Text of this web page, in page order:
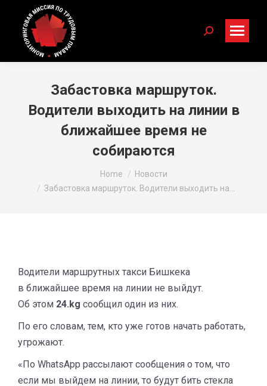
Search:
Забастовка маршруток.
Водители выходить на линии в
ближайшее время не
собираются
Home
Новости
Забастовка маршруток. Водители выходить на…
Водители маршрутных такси Бишкека
в ближайшее время на линии не выйдут.
Об этом 24.kg сообщил один из них.
По его словам, тем, кто уже готов начать работать,
угрожают.
«По WhatsApp рассылают сообщения о том, что
если мы выйдем на линии, то будут бить стекла